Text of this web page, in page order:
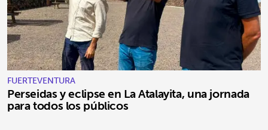
FUERTEVENTURA
Perseidas y eclipse en La Atalayita, una jornada
para todos los públicos